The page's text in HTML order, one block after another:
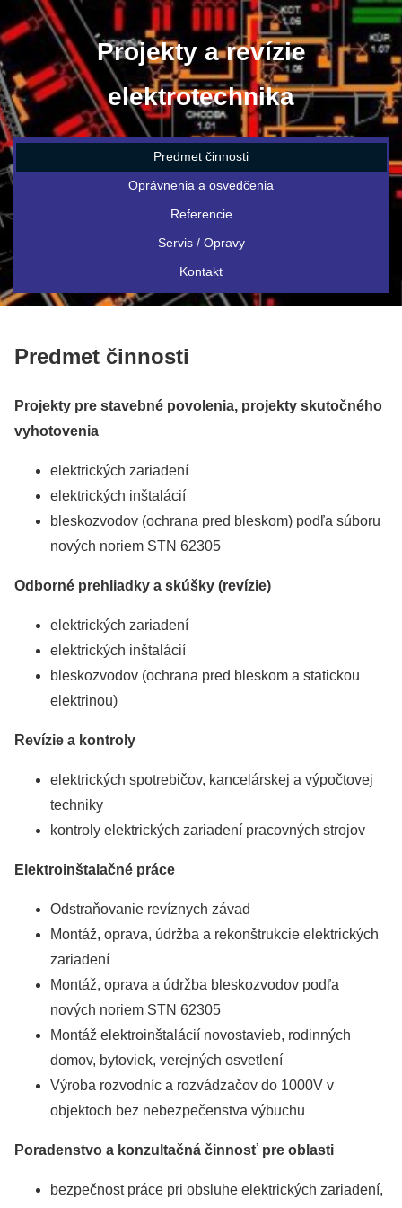
Projekty a revízie
elektrotechnika
Predmet činnosti
Oprávnenia a osvedčenia
Referencie
Servis / Opravy
Kontakt
Predmet činnosti
Projekty pre stavebné povolenia, projekty skutočného
vyhotovenia
elektrických zariadení
elektrických inštalácií
bleskozvodov (ochrana pred bleskom) podľa súboru
nových noriem STN 62305
Odborné prehliadky a skúšky (revízie)
elektrických zariadení
elektrických inštalácií
bleskozvodov (ochrana pred bleskom a statickou
elektrinou)
Revízie a kontroly
elektrických spotrebičov, kancelárskej a výpočtovej
techniky
kontroly elektrických zariadení pracovných strojov
Elektroinštalačné práce
Odstraňovanie revíznych závad
Montáž, oprava, údržba a rekonštrukcie elektrických
zariadení
Montáž, oprava a údržba bleskozvodov podľa
nových noriem STN 62305
Montáž elektroinštalácií novostavieb, rodinných
domov, bytoviek, verejných osvetlení
Výroba rozvodníc a rozvádzačov do 1000V v
objektoch bez nebezpečenstva výbuchu
Poradenstvo a konzultačná činnosť pre oblasti
bezpečnost práce pri obsluhe elektrických zariadení,